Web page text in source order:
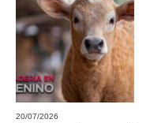
20/07/2026